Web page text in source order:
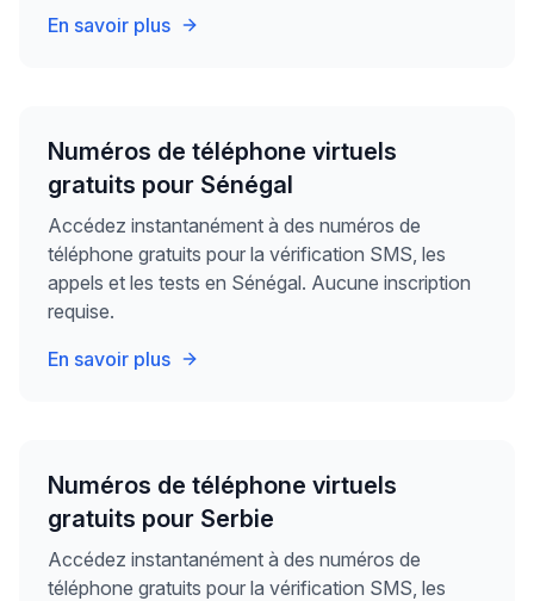
En savoir plus
Numéros de téléphone virtuels
gratuits pour Sénégal
Accédez instantanément à des numéros de
téléphone gratuits pour la vérification SMS, les
appels et les tests en Sénégal. Aucune inscription
requise.
En savoir plus
Numéros de téléphone virtuels
gratuits pour Serbie
Accédez instantanément à des numéros de
téléphone gratuits pour la vérification SMS, les